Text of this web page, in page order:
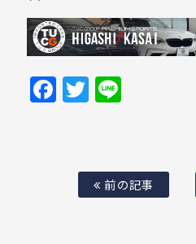
Facebook
Twitter
前の記事